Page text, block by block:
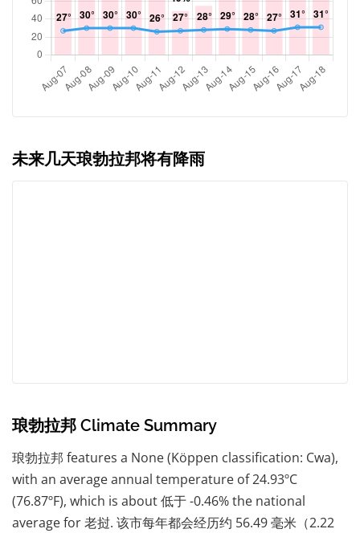
未来几天琅勃拉邦将有降雨
琅勃拉邦 Climate Summary
琅勃拉邦 features a None (Köppen classification: Cwa),
with an average annual temperature of 24.93ºC
(76.87ºF), which is about 低于 -0.46% the national
average for 老挝. 该市每年都会经历约 56.49 毫米（2.22